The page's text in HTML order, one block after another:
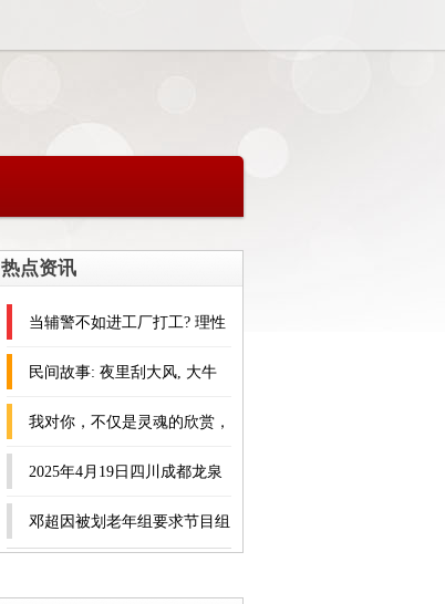
热点资讯
当辅警不如进工厂打工? 理性
看待职业选择的现实困境
民间故事: 夜里刮大风, 大牛
送来一女子, 女子: 快还我衣
服
我对你，不仅是灵魂的欣赏，
更是生理的渴求。
2025年4月19日四川成都龙泉
聚和(国际)果蔬菜交易中心价
邓超因被划老年组要求节目组